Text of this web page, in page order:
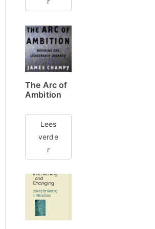
The Arc of
Ambition
Lees
verde
r